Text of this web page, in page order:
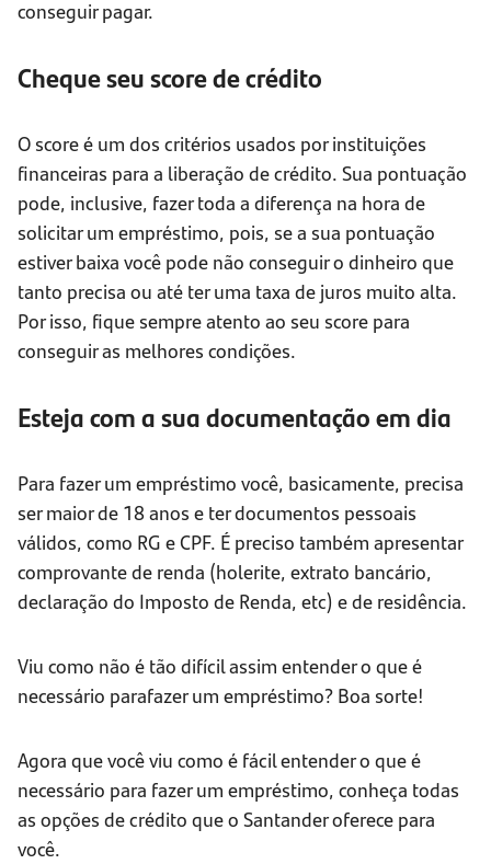
conseguir pagar.
Cheque seu score de crédito
O score é um dos critérios usados por instituições
financeiras para a liberação de crédito. Sua pontuação
pode, inclusive, fazer toda a diferença na hora de
solicitar um empréstimo, pois, se a sua pontuação
estiver baixa você pode não conseguir o dinheiro que
tanto precisa ou até ter uma taxa de juros muito alta.
Por isso, fique sempre atento ao seu score para
conseguir as melhores condições.
Esteja com a sua documentação em dia
Para fazer um empréstimo você, basicamente, precisa
ser maior de 18 anos e ter documentos pessoais
válidos, como RG e CPF. É preciso também apresentar
comprovante de renda (holerite, extrato bancário,
declaração do Imposto de Renda, etc) e de residência.
Viu como não é tão difícil assim entender o que é
necessário parafazer um empréstimo? Boa sorte!
Agora que você viu como é fácil entender o que é
necessário para fazer um empréstimo, conheça todas
as opções de crédito que o Santander oferece para
você.